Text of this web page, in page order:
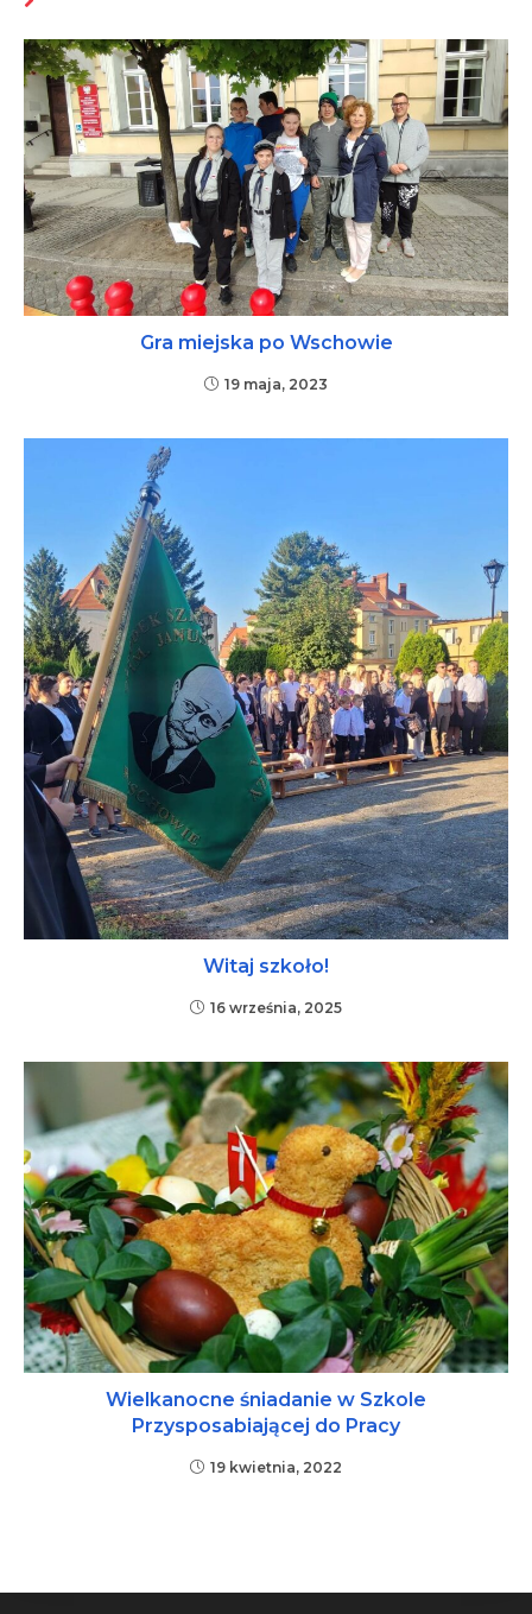
Gra miejska po Wschowie
19 maja, 2023
Witaj szkoło!
16 września, 2025
Wielkanocne śniadanie w Szkole
Przysposabiającej do Pracy
19 kwietnia, 2022